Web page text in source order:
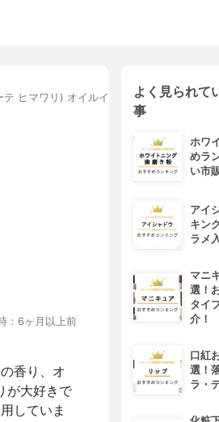
テ ヒマワリ) オイルイントリートメント (リ
：6ヶ月以上前
香り、オ
が大好きで
していま
よく見られて
事
ホワ
めラ
い市
アイ
キン
ラメ
マニ
選！
タイ
介！
口紅
選！
ラ・